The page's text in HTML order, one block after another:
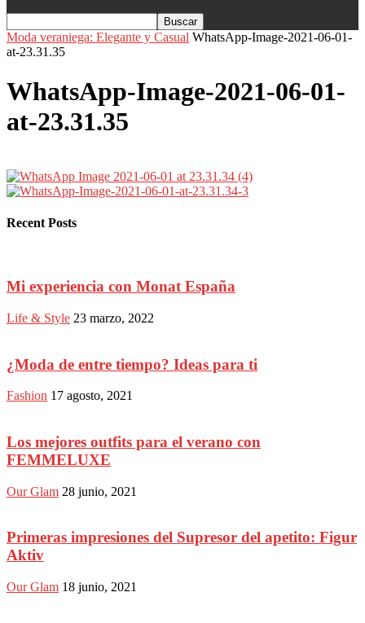
Moda veraniega: Elegante y Casual WhatsApp-Image-2021-06-01-
at-23.31.35
WhatsApp-Image-2021-06-01-
at-23.31.35
Recent Posts
Mi experiencia con Monat España
Life & Style 23 marzo, 2022
¿Moda de entre tiempo? Ideas para ti
Fashion 17 agosto, 2021
Los mejores outfits para el verano con
FEMMELUXE
Our Glam 28 junio, 2021
Primeras impresiones del Supresor del apetito: Figur
Aktiv
Our Glam 18 junio, 2021